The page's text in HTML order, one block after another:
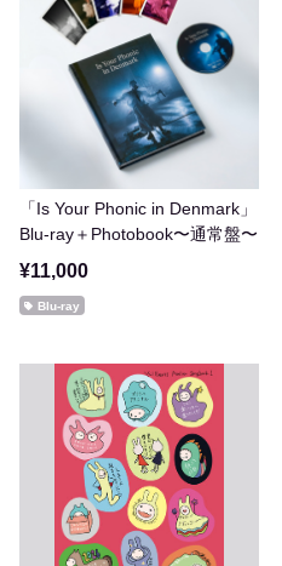
「Is Your Phonic in Denmark」
Blu-ray＋Photobook〜通常盤〜
¥11,000
Blu-ray